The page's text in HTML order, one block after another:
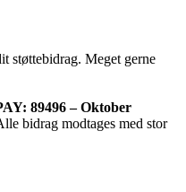
støttebidrag. Meget gerne
89496 – Oktober
bidrag modtages med stor